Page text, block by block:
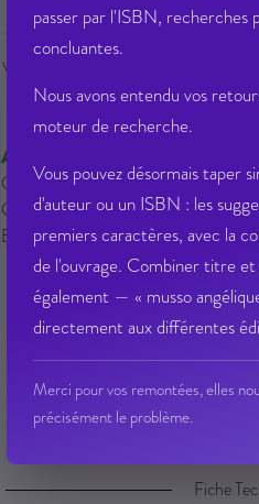
passer par l'ISBN, recherches
concluantes.
Nous avons entendu vos
moteur de recherche.
Vous pouvez désormais taper
d'auteur ou un ISBN : les
premiers caractères, avec la
de l'ouvrage. Combiner titre
également — « musso
directement aux différentes
Merci pour vos remontées, elles
précisément le problème.
Veuillez vous
au panier cet article.
Arret Commercial
Qté dispo en magasin : 0
Gisement : Non disponible
Etat Dilicom : Arret Commercial
Ajouter à ma liste d’envie
Poser une question sur cet article
Fiche